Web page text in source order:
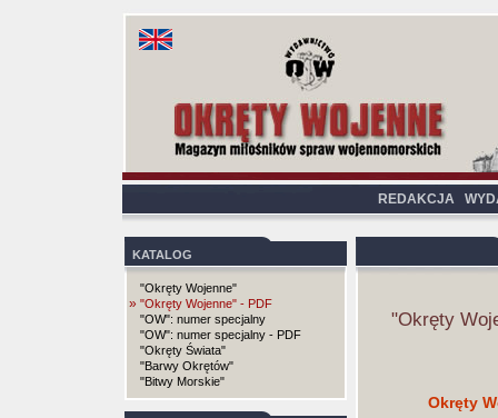
REDAKCJA
KATALOG
"Okręty Wojenne"
» "Okręty Wojenne" - PDF
"OW": numer specjalny
"OW": numer specjalny - PDF
"Okręty Świata"
"Barwy Okrętów"
"Bitwy Morskie"
"Okręty
Okręty